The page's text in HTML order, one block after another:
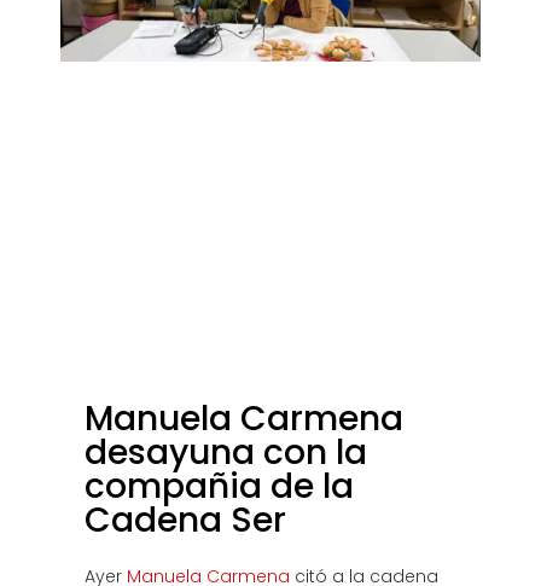
Manuela Carmena
desayuna con la
compañia de la
Cadena Ser
Ayer Manuela Carmena citó a la cadena